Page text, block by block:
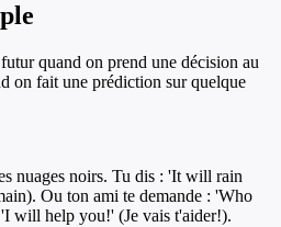
quand on prend une décision au
on fait une prédiction sur quelque
nuages noirs. Tu dis : 'It will rain
Ou ton ami te demande : 'Who
will help you!' (Je vais t'aider!).